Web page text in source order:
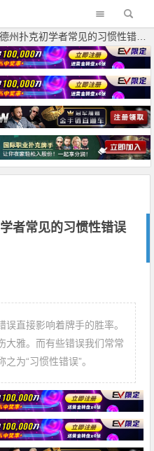
州扑克初学者常见的习惯性错误系列
者常见的习惯性错误
直接影响着牌手的胜率。
大雅。而有些错误我们常常
为“习惯性错误”。